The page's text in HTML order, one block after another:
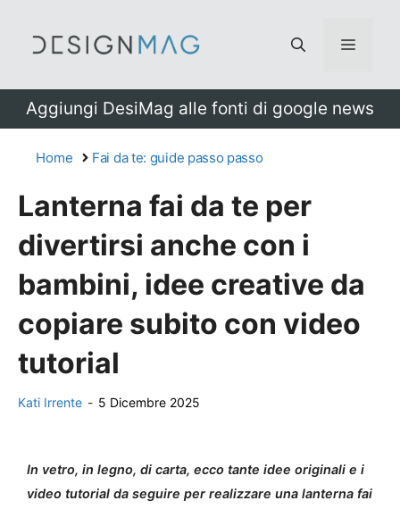
Menu
Aggiungi DesiMag alle fonti di google news
Home Fai da te: guide passo passo
Lanterna fai da te per
divertirsi anche con i
bambini, idee creative da
copiare subito con video
tutorial
Kati Irrente - 5 Dicembre 2025
In vetro, in legno, di carta, ecco tante idee originali e i
video tutorial da seguire per realizzare una lanterna fai